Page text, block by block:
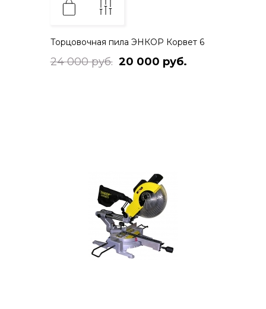
Торцовочная пила ЭНКОР Корвет 6
24 000 руб. 20 000 руб.